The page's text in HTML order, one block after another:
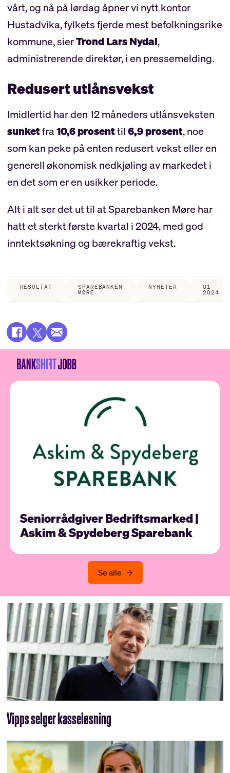
🟢 Netto rentemargin
2,07 % (1,98%)
🟢Ren kjernekapital: 18,5% ( 17,7%)
vårt, og nå på lørdag åpner vi nytt kontor
Hustadvika, fylkets fjerde mest befolkningsrike
kommune, sierTrond Lars Nydal,
administrerende direktør, i en pressemelding.
Redusert utlånsvekst
Imidlertid har den 12 måneders utlånsveksten
sunketfra10,6 prosenttil6,9 prosent, noe
som kan peke på enten redusert vekst eller en
generell økonomisk nedkjøling av markedet i
en det som er en usikker periode.
Alt i alt ser det ut til at Sparebanken Møre har
hatt et sterkt første kvartal i 2024, med god
inntektsøkning og bærekraftig vekst.
RESULTAT SPAREBANKEN
MØRE
NYHETER Q1
2024
Seniorrådgiver Bedriftsmarked |
Askim & Spydeberg Sparebank
Se alle
Vipps selger kasseløsning